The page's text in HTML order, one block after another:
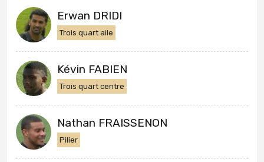
Erwan DRIDI
Trois quart aile
Kévin FABIEN
Trois quart centre
Nathan FRAISSENON
Pilier